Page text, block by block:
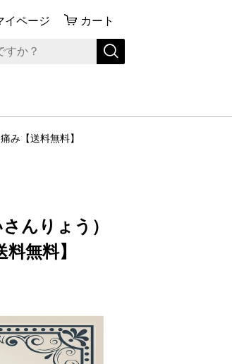
イページ カート
み【送料無料】
んりょう）
無料】